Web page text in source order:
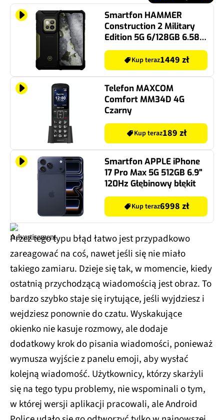
Smartfon HAMMER
Construction 2 Military
Edition 5G 6/128GB 6.58"
120Hz Czarno-zielony
Kup teraz1449 zł
Telefon MAXCOM
Comfort MM34D 4G
Czarny
Kup teraz189 zł
Smartfon APPLE iPhone
17 Pro Max 5G 512GB 6.9"
120Hz Głębinowy błękit
Kup teraz6998 zł
Przez tego typu błąd łatwo jest przypadkowo
zareagować na coś, nawet jeśli się nie miało
takiego zamiaru. Dzieje się tak, w momencie, kiedy
ostatnią przychodzącą wiadomością jest obraz. To
bardzo szybko staje się irytujące, jeśli wyjdziesz i
wejdziesz ponownie do czatu. Wyskakujące
okienko nie kasuje rozmowy, ale dodaje
dodatkowy krok do pisania wiadomości, ponieważ
wymusza wyjście z panelu emoji, aby wysłać
kolejną wiadomość. Użytkownicy, którzy skarżyli
się na tego typu problemy, nie wspominali o tym,
w której wersji aplikacji pracowali, ale Android